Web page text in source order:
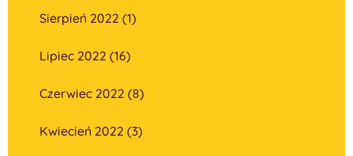
Sierpień 2022 (1)
Lipiec 2022 (16)
Czerwiec 2022 (8)
Kwiecień 2022 (3)